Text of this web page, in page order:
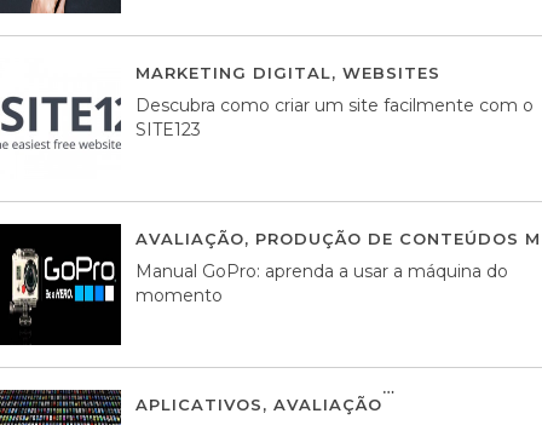
MARKETING DIGITAL, WEBSITES
Descubra como criar um site facilmente com o
SITE123
AVALIAÇÃO, PRODUÇÃO DE CONTEÚDOS
Manual GoPro: aprenda a usar a máquina do
momento
APLICATIVOS, AVALIAÇÃO